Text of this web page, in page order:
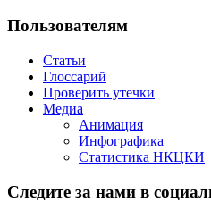
Пользователям
Статьи
Глоссарий
Проверить утечки
Медиа
Анимация
Инфографика
Статистика НКЦКИ
Следите за нами в